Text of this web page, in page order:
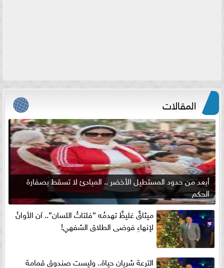
المقالات
أبعد من حدود المستطيل الأخضر .. المبادئ لا تسقط بصفارة
الحكم
ميثاقٌ غليظٌ تهدمُه ”فلتاتُ اللسان”.. آن الأوانُ
لإنهاءِ فوضى الطلاق الشفهي!
الترعة شريان حياة.. وليست صندوق قمامة